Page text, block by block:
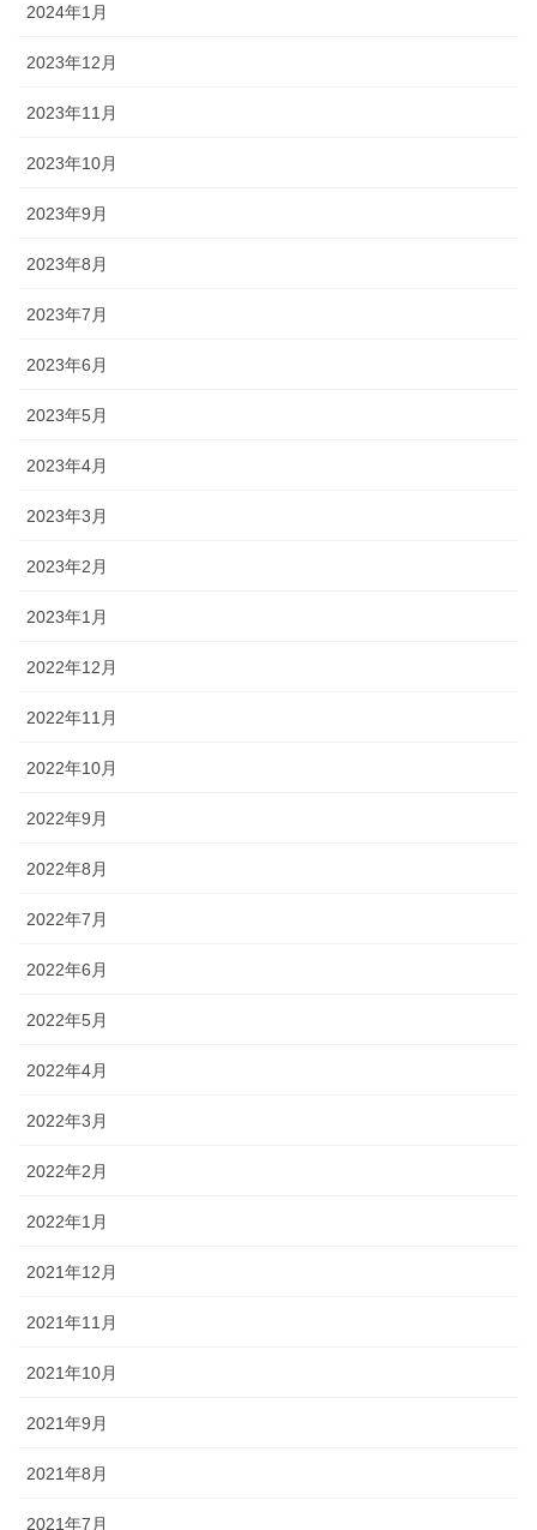
2024年1月
2023年12月
2023年11月
2023年10月
2023年9月
2023年8月
2023年7月
2023年6月
2023年5月
2023年4月
2023年3月
2023年2月
2023年1月
2022年12月
2022年11月
2022年10月
2022年9月
2022年8月
2022年7月
2022年6月
2022年5月
2022年4月
2022年3月
2022年2月
2022年1月
2021年12月
2021年11月
2021年10月
2021年9月
2021年8月
2021年7月